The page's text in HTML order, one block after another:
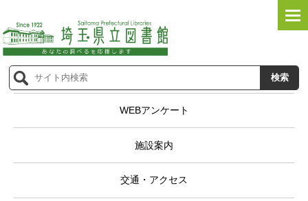
WEBアンケート
施設案内
交通・アクセス